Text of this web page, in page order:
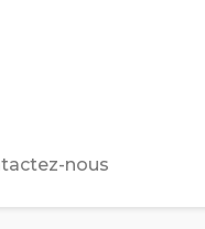
nous